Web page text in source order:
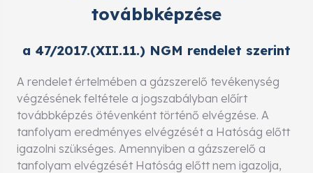
továbbképzése
a 47/2017.(XII.11.) NGM rendelet szerint
A rendelet értelmében a gázszerelő tevékenység
végzésének feltétele a jogszabályban előírt
továbbképzés ötévenként történő elvégzése. A
tanfolyam eredményes elvégzését a Hatóság előtt
igazolni szükséges. Amennyiben a gázszerelő a
tanfolyam elvégzését Hatóság előtt nem igazolja,